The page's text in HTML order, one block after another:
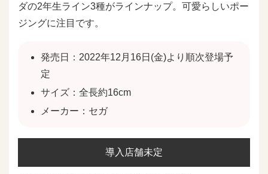
ダの2年生ライン3種がラインナップ。可愛らしいポー
ジングに注目です。
発売日：2022年12月16日(金)より順次登場予
定
サイズ：全長約16cm
メーカー：セガ
導入店舗未定